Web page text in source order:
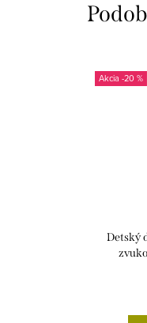
-20 %
Detský